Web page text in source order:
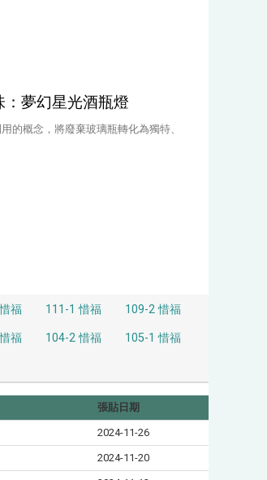
：夢幻星光酒瓶燈
的概念，將廢棄玻璃瓶轉化為獨特、
福 111-1 惜福 109-2 惜福
福 104-2 惜福 105-1 惜福
張貼日期
2024-11-26
2024-11-20